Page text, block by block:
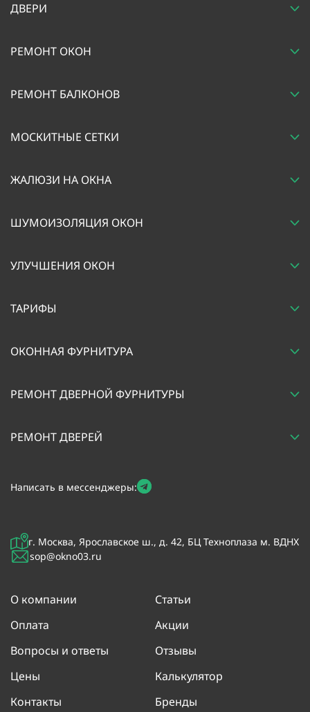
г. Москва, Ярославское ш., д. 42, БЦ Техноплаза м. ВДНХ
sop@okno03.ru
О компании
Статьи
Оплата
Акции
Вопросы и ответы
Отзывы
Цены
Калькулятор
Контакты
Бренды
Написать в мессенджеры:
ДВЕРИ
РЕМОНТ ОКОН
РЕМОНТ БАЛКОНОВ
МОСКИТНЫЕ СЕТКИ
ЖАЛЮЗИ НА ОКНА
ШУМОИЗОЛЯЦИЯ ОКОН
УЛУЧШЕНИЯ ОКОН
ТАРИФЫ
ОКОННАЯ ФУРНИТУРА
РЕМОНТ ДВЕРНОЙ ФУРНИТУРЫ
РЕМОНТ ДВЕРЕЙ